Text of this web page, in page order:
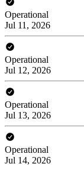
Operational
Jul 11, 2026
Operational
Jul 12, 2026
Operational
Jul 13, 2026
Operational
Jul 14, 2026